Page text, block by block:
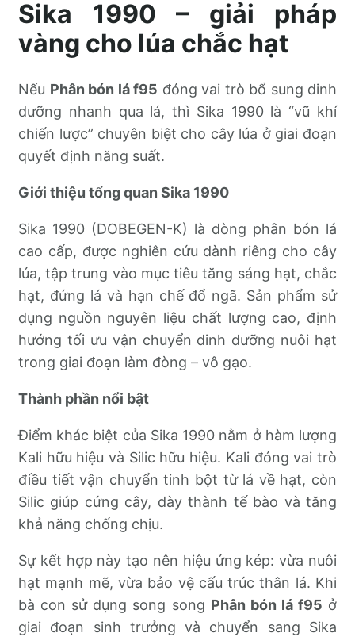
Sika 1990 – giải pháp
vàng cho lúa chắc hạt
Nếu Phân bón lá f95 đóng vai trò bổ sung dinh
dưỡng nhanh qua lá, thì Sika 1990 là “vũ khí
chiến lược” chuyên biệt cho cây lúa ở giai đoạn
quyết định năng suất.
Giới thiệu tổng quan Sika 1990
Sika 1990 (DOBEGEN-K) là dòng phân bón lá
cao cấp, được nghiên cứu dành riêng cho cây
lúa, tập trung vào mục tiêu tăng sáng hạt, chắc
hạt, đứng lá và hạn chế đổ ngã. Sản phẩm sử
dụng nguồn nguyên liệu chất lượng cao, định
hướng tối ưu vận chuyển dinh dưỡng nuôi hạt
trong giai đoạn làm đòng – vô gạo.
Thành phần nổi bật
Điểm khác biệt của Sika 1990 nằm ở hàm lượng
Kali hữu hiệu và Silic hữu hiệu. Kali đóng vai trò
điều tiết vận chuyển tinh bột từ lá về hạt, còn
Silic giúp cứng cây, dày thành tế bào và tăng
khả năng chống chịu.
Sự kết hợp này tạo nên hiệu ứng kép: vừa nuôi
hạt mạnh mẽ, vừa bảo vệ cấu trúc thân lá. Khi
bà con sử dụng song song Phân bón lá f95 ở
giai đoạn sinh trưởng và chuyển sang Sika